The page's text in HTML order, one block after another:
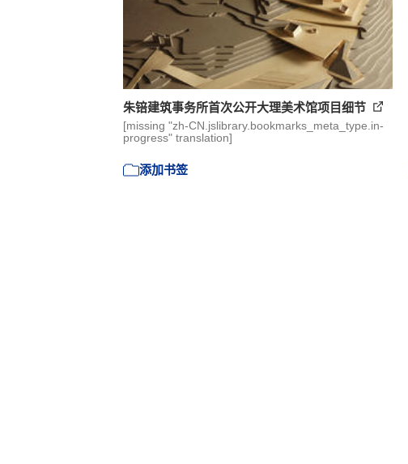
朱锫建筑事务所首次公开大理美术馆项目细节
[missing "zh-CN.jslibrary.bookmarks_meta_type.in-
progress" translation]
添加书签